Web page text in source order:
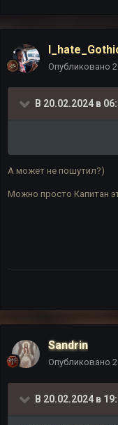
Опубликовано
В 20.02.2024 в
А может не пошутил?)
Можно просто Капитан
Sandrin
Опубликовано
В 20.02.2024 в